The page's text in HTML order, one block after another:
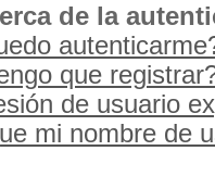
de la
que
de usuario
mi nombre de